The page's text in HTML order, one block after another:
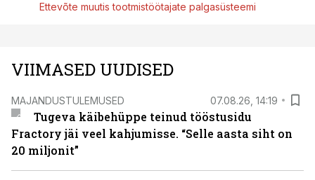
Ettevõte muutis tootmistöötajate palgasüsteemi
VIIMASED UUDISED
MAJANDUSTULEMUSED 07.08.26, 14:19
Tugeva käibehüppe teinud tööstusidu
Fractory jäi veel kahjumisse. “Selle aasta siht on
20 miljonit”